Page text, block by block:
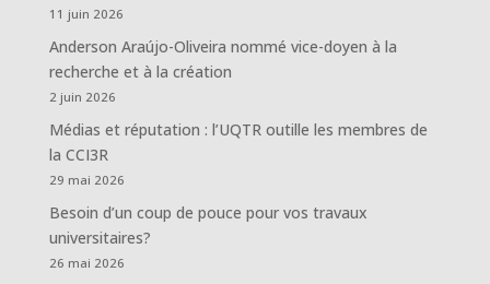
11 juin 2026
Anderson Araújo-Oliveira nommé vice-doyen à la
recherche et à la création
2 juin 2026
Médias et réputation : l’UQTR outille les membres de
la CCI3R
29 mai 2026
Besoin d’un coup de pouce pour vos travaux
universitaires?
26 mai 2026